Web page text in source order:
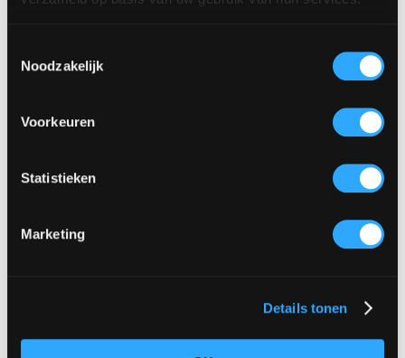
Noodzakelijk
Voorkeuren
Statistieken
Marketing
Details tonen
Bestekbak 4 vaks
€2.72incl. BTW
€4.50excl. BTW,
excl. BTW,
€5.45incl. BTW